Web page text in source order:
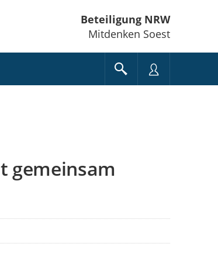
Beteiligung NRW
Mitdenken Soest
gemeinsam